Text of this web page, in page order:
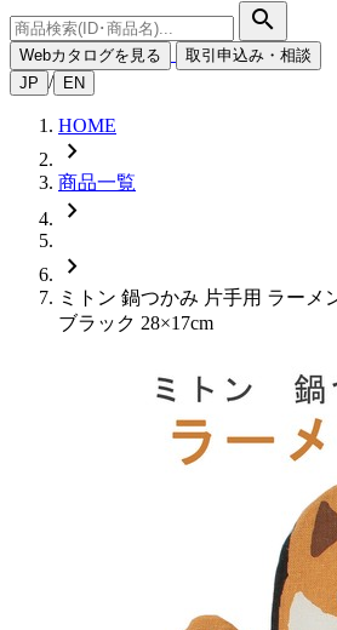
search
Webカタログを見る
取引申込み・相談
JP / EN
HOME
chevron_right
商品一覧
chevron_right
chevron_right
ミトン 鍋つかみ 片手用 ラーメ
ブラック 28×17cm